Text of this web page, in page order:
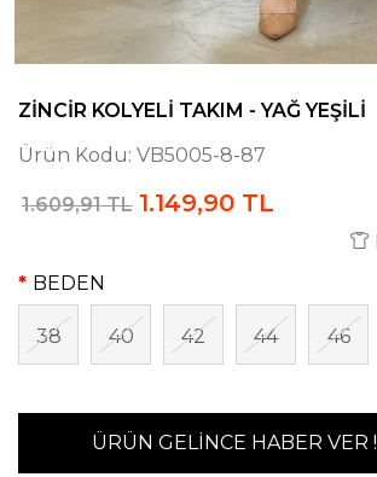
ZINCIR KOLYELI TAKIM - YAĞ YEŞILI
Ürün Kodu: VB5005-8-87
1.609,91 TL 1.149,90 TL
BEDEN
38 40 42 44 46
ÜRÜN GELİNCE HABER VER !